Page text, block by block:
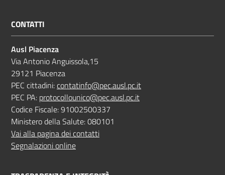
CONTATTI
Ausl Piacenza
Via Antonio Anguissola,15
29121 Piacenza
PEC cittadini:contatinfo@pec.ausl.pc.it
PEC PA: protocollounico@pec.ausl.pc.it
Codice Fiscale: 91002500337
Ministero della Salute: 080101
Vai alla pagina dei contatti
Segnalazioni online